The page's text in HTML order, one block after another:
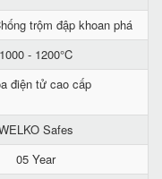
trộm đập khoan phá
1000 - 1200°C
điện tử cao cấp
Safes
05 Year